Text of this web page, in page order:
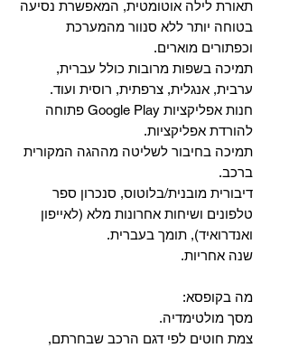
תאורת לילה אוטומטית, המאפשרת נסיעה
בטוחה יותר ללא סנוור מהמערכת
וכפתורים מוארים.
תמיכה בשפות מרובות כולל עברית,
ערבית, אנגלית, צרפתית, רוסית ועוד.
‏חנות אפליקציות Google Play פתוחה
להורדת אפליקציות.
‏תמיכה בחיבור לשליטה מההגה המקורית
ברכב.
‏דיבורית מובנית/בלוטוס, ‏סנכרון ספר
טלפונים ושיחות אחרונות מלא (לאייפון
ואנדרואיד), תומך בעברית.
שנה אחריות.
מה בקופסא:
מסך מולטימדיה.
צמת חוטים לפי דגם הרכב שבחרתם,